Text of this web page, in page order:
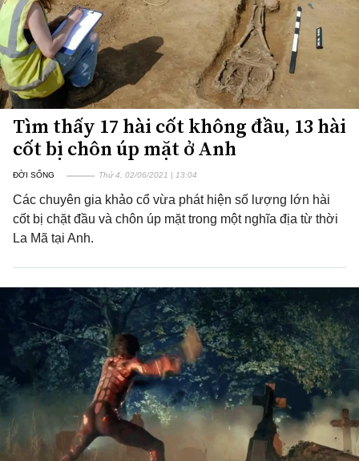
Tìm thấy 17 hài cốt không đầu, 13 hài
cốt bị chôn úp mặt ở Anh
ĐỜI SỐNG Thứ 4, 02/06/2021 | 13:04
Các chuyên gia khảo cổ vừa phát hiện số lượng lớn hài
cốt bị chặt đầu và chôn úp mặt trong một nghĩa địa từ thời
La Mã tại Anh.